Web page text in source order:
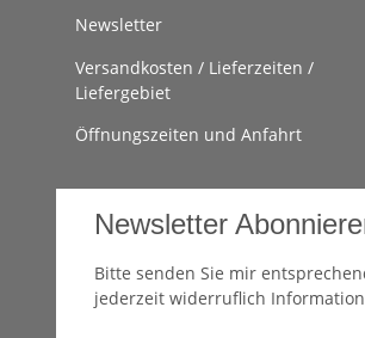
Newsletter
Versandkosten / Lieferzeiten /
Liefergebiet
Öffnungszeiten und Anfahrt
Newsletter
Bitte senden Sie mir
jederzeit widerruflich